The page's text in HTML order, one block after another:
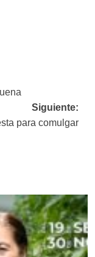
Siguiente:
para comulgar